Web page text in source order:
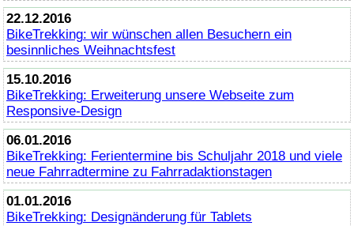
22.12.2016
BikeTrekking: wir wünschen allen Besuchern ein
besinnliches Weihnachtsfest
15.10.2016
BikeTrekking: Erweiterung unsere Webseite zum
Responsive-Design
06.01.2016
BikeTrekking: Ferientermine bis Schuljahr 2018 und viele
neue Fahrradtermine zu Fahrradaktionstagen
01.01.2016
BikeTrekking: Designänderung für Tablets